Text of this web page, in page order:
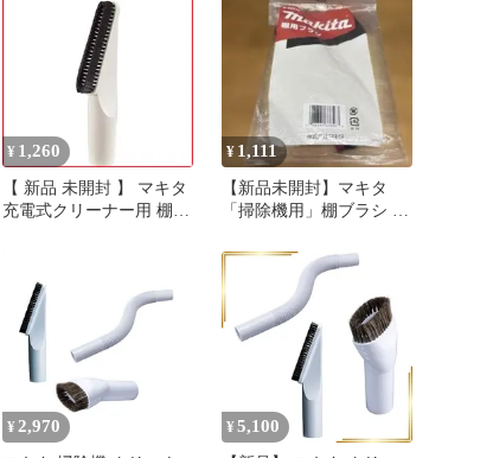
¥ 1,260
【 新品 未開封 】 マキタ
充電式クリーナー用 棚ブ
¥ 1,111
【新品未開封】マキタ
「掃除機用」棚ブラシ A-
¥ 2,970 ¥ 5,100